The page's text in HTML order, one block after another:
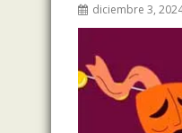
diciembre 3,